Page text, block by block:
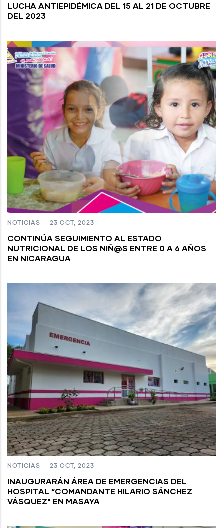
LUCHA ANTIEPIDÉMICA DEL 15 AL 21 DE OCTUBRE
DEL 2023
NOTICIAS - 23 OCT, 2023
CONTINÚA SEGUIMIENTO AL ESTADO
NUTRICIONAL DE LOS NIÑ@S ENTRE 0 A 6 AÑOS
EN NICARAGUA
NOTICIAS - 23 OCT, 2023
INAUGURARÁN ÁREA DE EMERGENCIAS DEL
HOSPITAL “COMANDANTE HILARIO SÁNCHEZ
VÁSQUEZ" EN MASAYA